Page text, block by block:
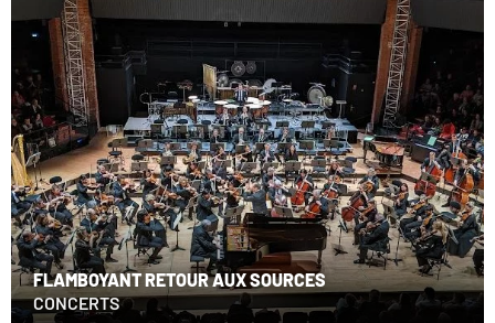
FLAMBOYANT RETOUR AUX SOURCES
CONCERTS